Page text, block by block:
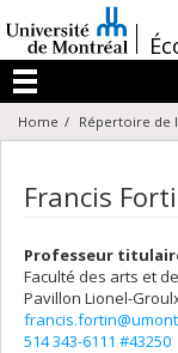
au
contenu
/
Menu
Home Répertoire de
Francis
Professeur
Faculté des arts et
Pavillon Lionel-
514 343-6111 #43250